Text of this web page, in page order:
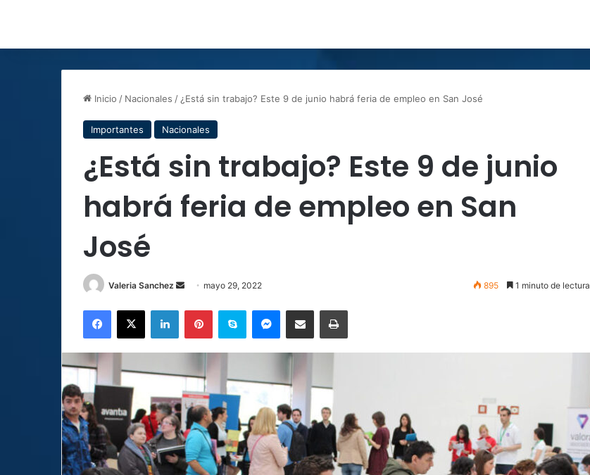
Inicio / Nacionales / ¿Está sin trabajo? Este 9 de junio habrá feria de empleo en San José
Importantes Nacionales
¿Está sin trabajo? Este 9 de junio
habrá feria de empleo en San
José
Valeria Sanchez
Send
email
mayo 29, 2022 895 1 minuto de lectura
Facebook
X LinkedInPinterestSkype MessengerCompartir por correo electrónicoImprimir